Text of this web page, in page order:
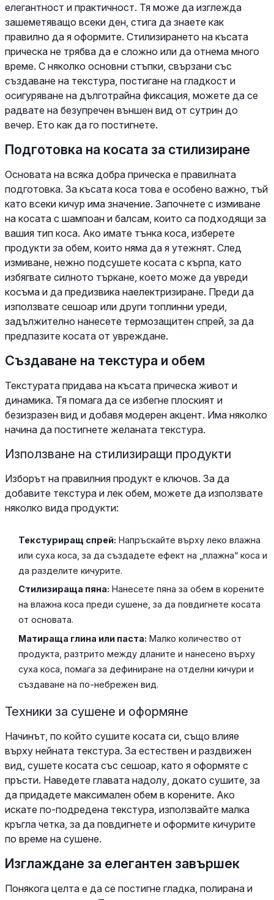
елегантност и практичност. Тя може да изглежда
зашеметяващо всеки ден, стига да знаете как
правилно да я оформите. Стилизирането на късата
прическа не трябва да е сложно или да отнема много
време. С няколко основни стъпки, свързани със
създаване на текстура, постигане на гладкост и
осигуряване на дълготрайна фиксация, можете да се
радвате на безупречен външен вид от сутрин до
вечер. Ето как да го постигнете.
Подготовка на косата за стилизиране
Основата на всяка добра прическа е правилната
подготовка. За късата коса това е особено важно, тъй
като всеки кичур има значение. Започнете с измиване
на косата с шампоан и балсам, които са подходящи за
вашия тип коса. Ако имате тънка коса, изберете
продукти за обем, които няма да я утежнят. След
измиване, нежно подсушете косата с кърпа, като
избягвате силното търкане, което може да увреди
косъма и да предизвика наелектризиране. Преди да
използвате сешоар или други топлинни уреди,
задължително нанесете термозащитен спрей, за да
предпазите косата от увреждане.
Създаване на текстура и обем
Текстурата придава на късата прическа живот и
динамика. Тя помага да се избегне плоският и
безизразен вид и добавя модерен акцент. Има няколко
начина да постигнете желаната текстура.
Използване на стилизиращи продукти
Изборът на правилния продукт е ключов. За да
добавите текстура и лек обем, можете да използвате
няколко вида продукти:
Текстуриращ спрей: Напръскайте върху леко влажна
или суха коса, за да създадете ефект на „плажна“ коса и
да разделите кичурите.
Стилизираща пяна: Нанесете пяна за обем в корените
на влажна коса преди сушене, за да повдигнете косата
от основата.
Матираща глина или паста: Малко количество от
продукта, разтрито между дланите и нанесено върху
суха коса, помага за дефиниране на отделни кичури и
създаване на по-небрежен вид.
Техники за сушене и оформяне
Начинът, по който сушите косата си, също влияе
върху нейната текстура. За естествен и раздвижен
вид, сушете косата със сешоар, като я оформяте с
пръсти. Наведете главата надолу, докато сушите, за
да придадете максимален обем в корените. Ако
искате по-подредена текстура, използвайте малка
кръгла четка, за да повдигнете и оформите кичурите
по време на сушене.
Изглаждане за елегантен завършек
Понякога целта е да се постигне гладка, полирана и